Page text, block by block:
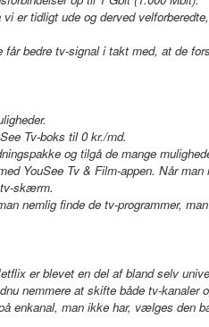
tidligt ude og derved
bedre tv-signal i takt med, at de
Tv-boks til 0 kr./md.
og tilgå de mange
YouSee Tv & Film-appen. Når
skærm.
nemlig finde de tv-programmer,
er blevet en del af bland selv
nemmere at skifte både tv-
man ikke har, vælges den